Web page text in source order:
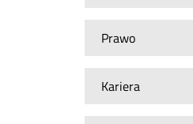
Prawo
Kariera